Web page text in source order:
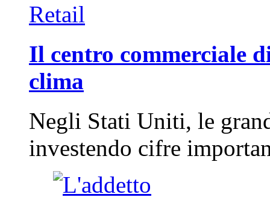
Retail
Il centro commerciale
clima
Negli Stati Uniti, le
investendo cifre